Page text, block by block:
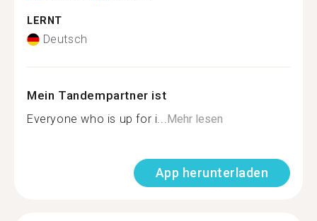
LERNT
Deutsch
Mein Tandempartner ist
Everyone who is up for i...Mehr lesen
App herunterladen